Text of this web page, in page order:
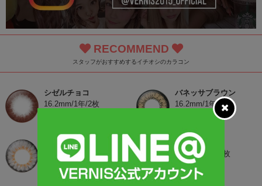
RECOMMEND
スタッフがおすすめするイチオシのカラコン
シゼルチョコ
16.2mm/1年/2枚
バネッサブラウン
16.2mm/1年/2枚
ララグレー
16.2mm/1年/2枚
3,980円
ボニーピンク
16.2mm/1年/2枚
3,980円